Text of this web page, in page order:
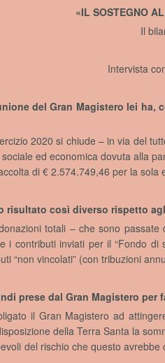
«IL SOSTEGNO
Il
Intervista
del Gran Magistero lei ha,
2020 si chiude – in via del
ed economica dovuta alla
di € 2.574.749,46 per la
risultato così diverso rispetto
totali – che sono
i contributi inviati per il “Fondo
“non vincolati” (con tribuzioni
prese dal Gran Magistero per
il Gran Magistero ad
della Terra Santa la
del rischio che questo